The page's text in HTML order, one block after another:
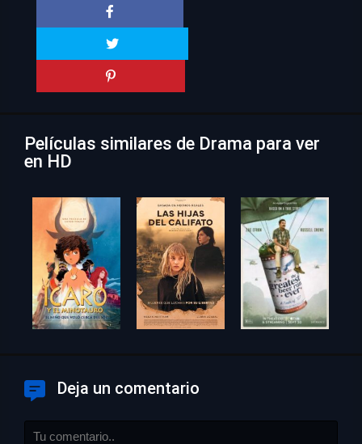
Películas similares de Drama para ver
en HD
Deja un comentario